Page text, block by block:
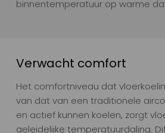
binnentemperatuur op warme
Verwacht comfort
Het comfortniveau dat
van dat van een traditionele
en actief kunnen koelen, zorgt
geleidelijke temperatuurdaling.